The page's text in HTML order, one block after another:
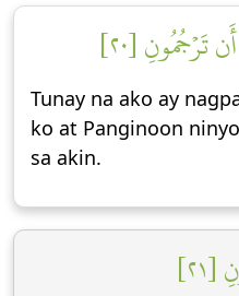
[٢٠]
Tunay na ako ay
ko at Panginoon
sa akin.